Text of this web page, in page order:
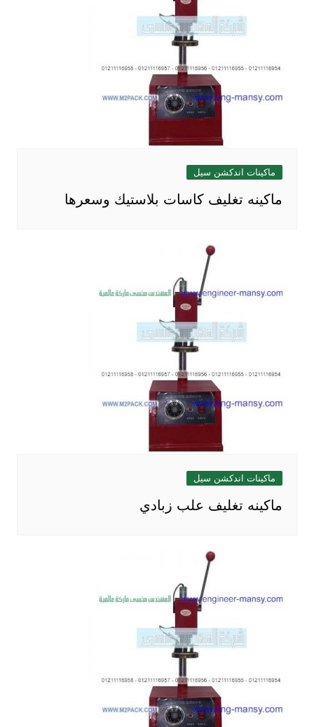
ماكينات اندكشن سيل
ماكينه تغليف كاسات بلاستيك وسعرها
ماكينات اندكشن سيل
ماكينه تغليف علب زبادي